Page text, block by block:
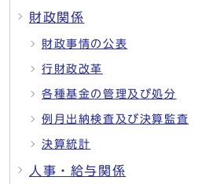
財政関係
財政事情の公表
行財政改革
各種基金の管理及び処分
例月出納検査及び決算監査
決算統計
人事・給与関係